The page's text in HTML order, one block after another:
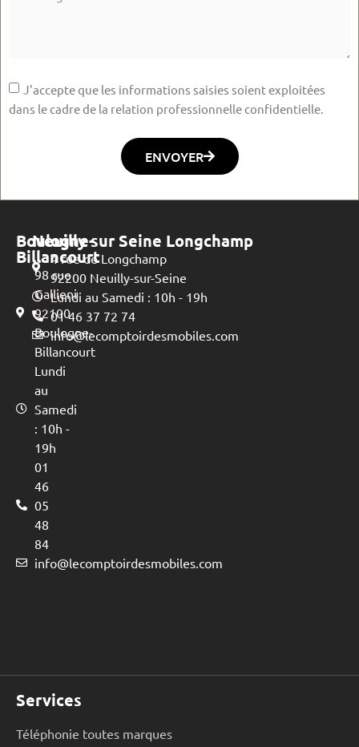
J'accepte que les informations saisies soient exploitées
dans le cadre de la relation professionnelle confidentielle.
ENVOYER
Boulogne-
Billancourt
98 rue
Gallieni
92100
Boulogne-
Billancourt
Lundi
au
Samedi
: 10h -
19h
01
46
05
48
84
info@lecomptoirdesmobiles.com
Neuilly sur Seine Longchamp
4 rue de Longchamp
92200 Neuilly-sur-Seine
Lundi au Samedi : 10h - 19h
01 46 37 72 74
info@lecomptoirdesmobiles.com
Services
Téléphonie toutes marques